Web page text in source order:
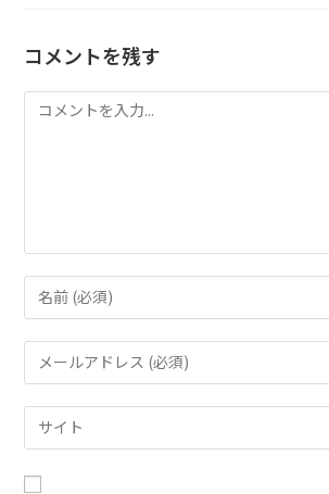
コメントを残す